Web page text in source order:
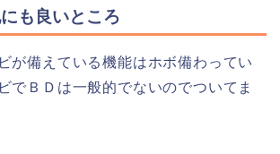
も良いところ
が備えている機能はホボ備わってい
でＢＤは一般的でないのでついてま